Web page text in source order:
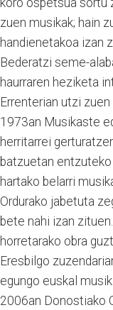
zuen musikak; hain
handienetakoa izan
Bederatzi seme-
haurraren heziketa
Errenterian utzi
1973an Musikaste
herritarrei
batzuetan
hartako belarri
Ordurako jabetuta
bete nahi izan
horretarako obra
Eresbilgo
egungo euskal
2006an Donostiako